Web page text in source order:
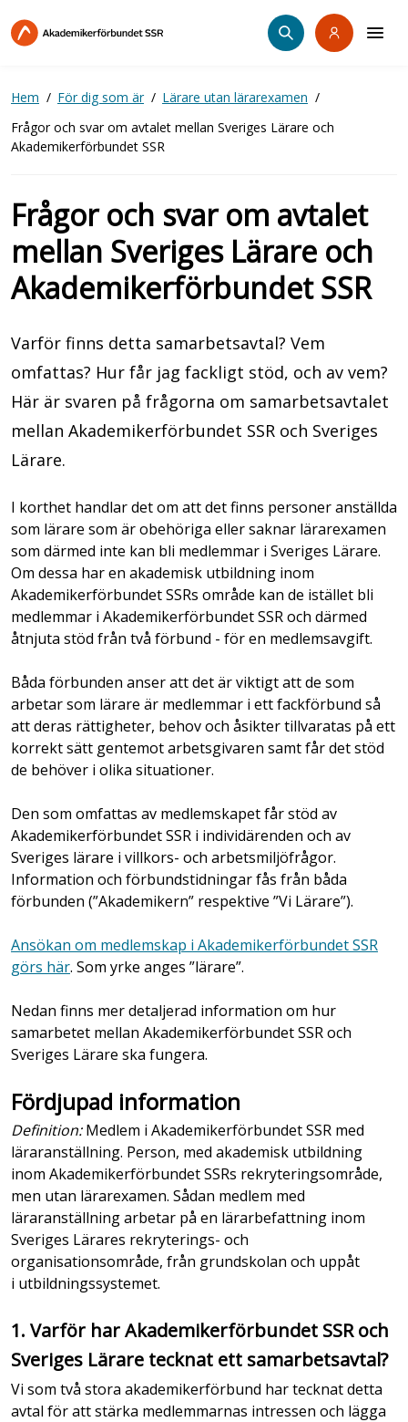
till
Hem För dig som är
Lärare utan lärarexamen
Frågor och svar om avtalet mellan Sveriges Lärare och
Akademikerförbundet SSR
Frågor och svar om avtalet
mellan Sveriges Lärare och
Akademikerförbundet SSR
Varför finns detta samarbetsavtal? Vem
omfattas? Hur får jag fackligt stöd, och av vem?
Här är svaren på frågorna om samarbetsavtalet
mellan Akademikerförbundet SSR och Sveriges
Lärare.
I korthet handlar det om att det finns personer anställda
som lärare som är obehöriga eller saknar lärarexamen
som därmed inte kan bli medlemmar i Sveriges Lärare.
Om dessa har en akademisk utbildning inom
Akademikerförbundet SSRs område kan de istället bli
medlemmar i Akademikerförbundet SSR och därmed
åtnjuta stöd från två förbund - för en medlemsavgift.
Båda förbunden anser att det är viktigt att de som
arbetar som lärare är medlemmar i ett fackförbund så
att deras rättigheter, behov och åsikter tillvaratas på ett
korrekt sätt gentemot arbetsgivaren samt får det stöd
de behöver i olika situationer.
Den som omfattas av medlemskapet får stöd av
Akademikerförbundet SSR i individärenden och av
Sveriges lärare i villkors- och arbetsmiljöfrågor.
Information och förbundstidningar fås från båda
förbunden (”Akademikern” respektive ”Vi Lärare”).
Ansökan om medlemskap i Akademikerförbundet SSR
görs här. Som yrke anges ”lärare”.
Nedan finns mer detaljerad information om hur
samarbetet mellan Akademikerförbundet SSR och
Sveriges Lärare ska fungera.
Fördjupad information
Definition:Medlem i Akademikerförbundet SSR med
läraranställning. Person, med akademisk utbildning
inom Akademikerförbundet SSRs rekryteringsområde,
men utan lärarexamen. Sådan medlem med
läraranställning arbetar på en lärarbefattning inom
Sveriges Lärares rekryterings- och
organisationsområde, från grundskolan och uppåt
i utbildningssystemet.
1. Varför har Akademikerförbundet SSR och
Sveriges Lärare tecknat ett samarbetsavtal?
Vi som två stora akademikerförbund har tecknat detta
avtal för att stärka medlemmarnas intressen och lägga